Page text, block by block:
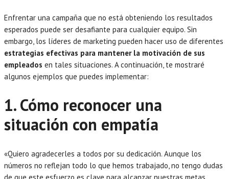
Enfrentar una campaña que no está obteniendo los resultados
esperados puede ser desafiante para cualquier equipo. Sin
embargo, los líderes de marketing pueden hacer uso de diferentes
estrategias efectivas para mantener la motivación de sus
empleados en tales situaciones. A continuación, te mostraré
algunos ejemplos que puedes implementar:
1. Cómo reconocer una
situación con empatía
«Quiero agradecerles a todos por su dedicación. Aunque los
números no reflejan todo lo que hemos trabajado, no tengo dudas